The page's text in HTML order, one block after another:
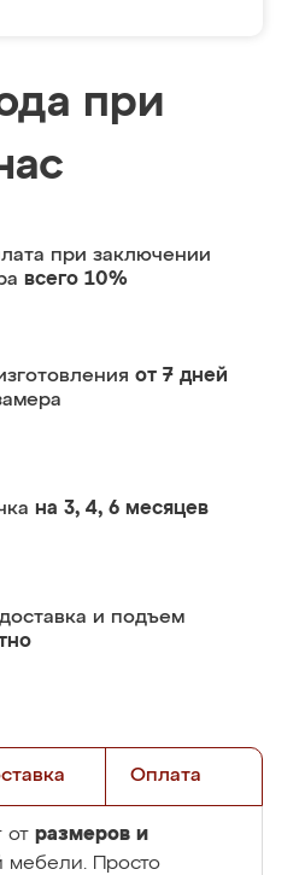
при
при заключении
всего 10%
от 7 дней
на 3, 4, 6 месяцев
доставка и подъем
Оплата
от размеров и
мебели. Просто